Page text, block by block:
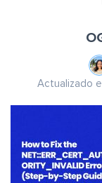
Actualizado